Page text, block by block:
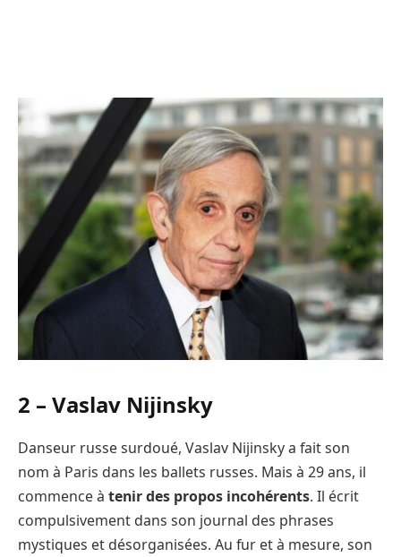
2 – Vaslav Nijinsky
Danseur russe surdoué, Vaslav Nijinsky a fait son
nom à Paris dans les ballets russes. Mais à 29 ans, il
commence à tenir des propos incohérents. Il écrit
compulsivement dans son journal des phrases
mystiques et désorganisées. Au fur et à mesure, son